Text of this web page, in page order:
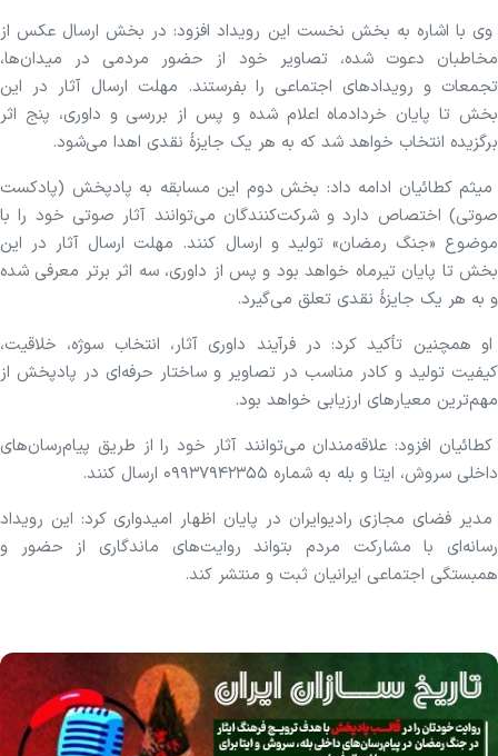
وی با اشاره به بخش نخست این رویداد افزود: در بخش ارسال عکس از
مخاطبان دعوت شده، تصاویر خود از حضور مردمی در میدان‌ها،
تجمعات و رویدادهای اجتماعی را بفرستند. مهلت ارسال آثار در این
بخش تا پایان خردادماه اعلام شده و پس از بررسی و داوری، پنج اثر
برگزیده انتخاب خواهد شد که به هر یک جایزهٔ نقدی اهدا می‌شود.
میثم کطائیان ادامه داد: بخش دوم این مسابقه به پادپخش (پادکست
صوتی) اختصاص دارد و شرکت‌کنندگان می‌توانند آثار صوتی خود را با
موضوع «جنگ رمضان» تولید و ارسال کنند. مهلت ارسال آثار در این
بخش تا پایان تیرماه خواهد بود و پس از داوری، سه اثر برتر معرفی شده
و به هر یک جایزهٔ نقدی تعلق می‌گیرد.
او همچنین تأکید کرد: در فرآیند داوری آثار، انتخاب سوژه، خلاقیت،
کیفیت تولید و کادر مناسب در تصاویر و ساختار حرفه‌ای در پادپخش از
مهم‌ترین معیارهای ارزیابی خواهد بود.
کطائیان افزود: علاقه‌مندان می‌توانند آثار خود را از طریق پیام‌رسان‌های
داخلی سروش، ایتا و بله به شماره ۰۹۹۳۷۹۴۲۳۵۵ ارسال کنند.
مدیر فضای مجازی رادیوایران در پایان اظهار امیدواری کرد: این رویداد
رسانه‌ای با مشارکت مردم بتواند روایت‌های ماندگاری از حضور و
همبستگی اجتماعی ایرانیان ثبت و منتشر کند.